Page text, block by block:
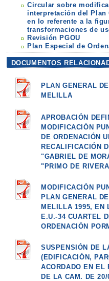
Circular sobre
interpretación del Plan
en lo referente a la
transformaciones de
Revisión PGOU
Plan Especial de
DOCUMENTOS
PLAN GENERAL
MELILLA
APROBACIÓN
MODIFICACIÓN
DE ORDENACIÓN
RECALIFICACIÓN
"GABRIEL DE
"PRIMO DE
MODIFICACIÓN
PLAN GENERAL
MELILLA 1995, EN
E.U.-34 CUARTEL
ORDENACIÓN
SUSPENSIÓN DE
(EDIFICACIÓN,
ACORDADO EN EL
DE LA CAM. DE